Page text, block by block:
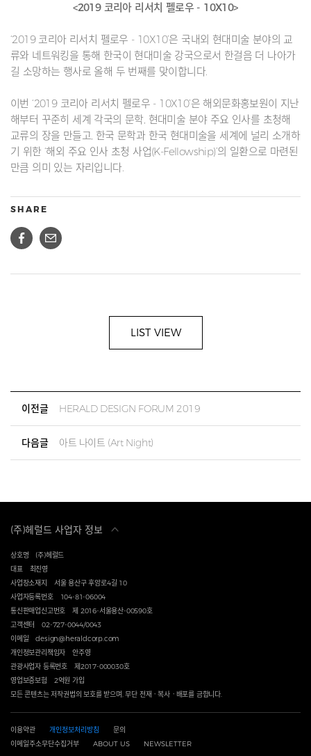
<2019 코리아 리서치 펠로우 - 10X10>
‘2019 코리아 리서치 펠로우 - 10X10’은 국내외 현대미술 분야의 교
류와 네트워킹을 통해 한국이 현대미술 강국으로서 한걸음 더 나아가
길 소망하는 행사로 올해 두 번째를 맞이합니다.
이번 ‘2019 코리아 리서치 펠로우 - 10X10’은 해외문화홍보원이 지난
해부터 꾸준히 세계 각국의 문학, 현대미술 분야 주요 인사를 초청해
교류의 장을 만들고, 한국 문학과 한국 현대미술을 세계에 널리 소개하
기 위한 ‘해외 주요 인사 초청 사업(K-Fellowship)’의 일환으로 마련된
만큼 의미 있는 자리입니다.
SHARE
LIST VIEW
이전글 HERALD DESIGN FORUM 2019
다음글 아트 나이트 (Art Night)
(주)헤럴드 사업자 정보
상호명
(주)헤럴드
대표
최진영
사업장소재지
서울 용산구 후암로4길 10
사업자등록번호
104-81-06004
통신판매업신고번호
제 2016-서울용산-00590호
고객센터
02-727-0044/0043
이메일
design@heraldcorp.com
개인정보관리책임자
안주영
관광사업자 등록번호
제2017-000030호
영업보증보험
2억원 가입
모든 콘텐츠는 저작권법의 보호를 받으며, 무단 전재ㆍ복사ㆍ배포를 금합니다.
이용약관 개인정보처리방침
문의
이메일주소무단수집거부
ABOUT US NEWSLETTER